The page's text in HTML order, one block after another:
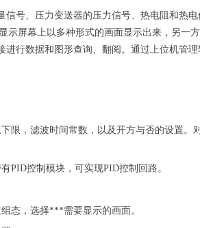
号、压力变送器的压力信号、热电阻和热电
示屏幕上以多种形式的画面显示出来，另一
行数据和图形查询、翻阅。通过上位机管理
限，滤波时间常数，以及开方与否的设置。
PID控制模块，可实现PID控制回路。
态，选择***需要显示的画面。